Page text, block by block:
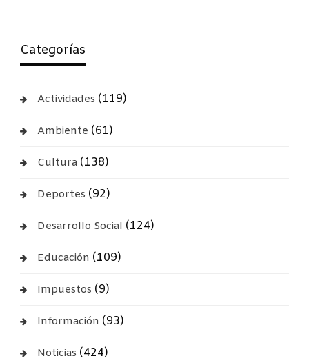
Categorías
Actividades (119)
Ambiente (61)
Cultura(138)
Deportes (92)
Desarrollo Social (124)
Educación (109)
Impuestos (9)
Información (93)
Noticias (424)